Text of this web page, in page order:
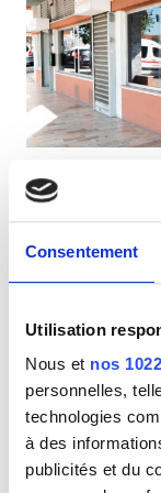
Consentement
Utilisation
Nous et nos
personnelles,
technologies
à des
publicités et du
Patients
Patients
Patients
Équipements
Wi-Fi
Écrans TV
Transfert
Diaverum
Queluz, Portugal
0,42 km du centre-ville
Par traitement
Dialyse HD
Dialyse HDF